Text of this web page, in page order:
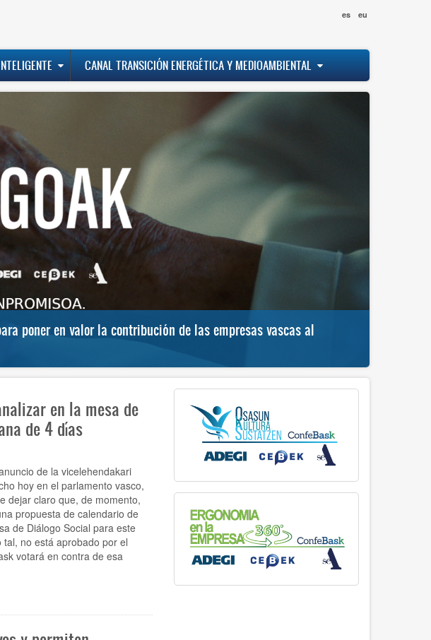
es eu
CANAL TRANSICIÓN ENERGÉTICA Y MEDIOAMBIENTAL
poner en valor la contribución de las empresas vascas al
en la mesa de
de 4 días
de la vicelehendakari
hoy en el parlamento vasco,
dejar claro que, de momento,
propuesta de calendario de
de Diálogo Social para este
tal, no está aprobado por el
votará en contra de esa